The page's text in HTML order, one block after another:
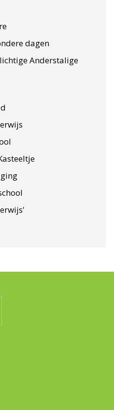
dagen
Anderstalige